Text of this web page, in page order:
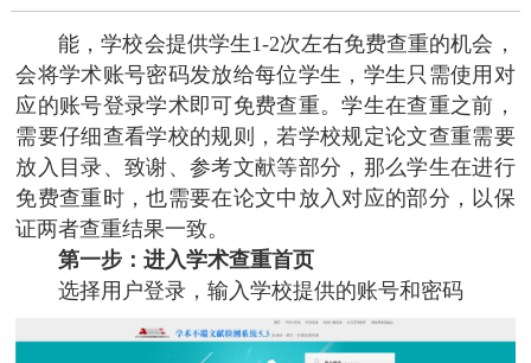
能，学校会提供学生1-2次左右免费查重的机会，
会将学术账号密码发放给每位学生，学生只需使用对
应的账号登录学术即可免费查重。学生在查重之前，
需要仔细查看学校的规则，若学校规定论文查重需要
放入目录、致谢、参考文献等部分，那么学生在进行
免费查重时，也需要在论文中放入对应的部分，以保
证两者查重结果一致。
第一步：进入学术查重首页
选择用户登录，输入学校提供的账号和密码